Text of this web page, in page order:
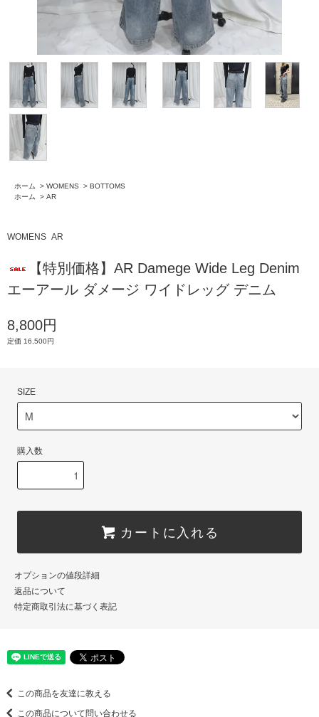
ホーム > WOMENS > BOTTOMS
ホーム
> AR
WOMENS AR
【特別価格】AR Damege Wide Leg Denim
エーアール ダメージ ワイドレッグ デニム
8,800円
定価 16,500円
SIZE
購入数
カートに入れる
オプションの値段詳細
返品について
特定商取引法に基づく表記
この商品を友達に教える
この商品について問い合わせる